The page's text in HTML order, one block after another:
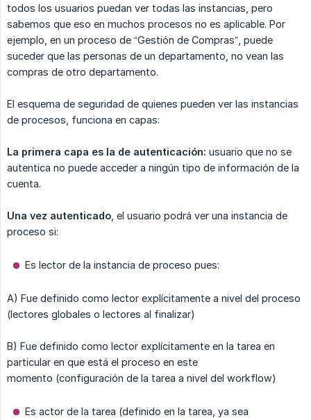
todos los usuarios puedan ver todas las instancias, pero
sabemos que eso en muchos procesos no es aplicable. Por
ejemplo, en un proceso de “Gestión de Compras”, puede
suceder que las personas de un departamento, no vean las
compras de otro departamento.
El esquema de seguridad de quienes pueden ver las instancias
de procesos, funciona en capas:
La primera capa es la de autenticación: usuario que no se
autentica no puede acceder a ningún tipo de información de la
cuenta.
Una vez autenticado , el usuario podrá ver una instancia de
proceso si:
Es lector de la instancia de proceso pues:
A) Fue definido como lector explícitamente a nivel del proceso
(lectores globales o lectores al finalizar)
B) Fue definido como lector explícitamente en la tarea en
particular en que está el proceso en este
momento (configuración de la tarea a nivel del workflow)
Es actor de la tarea (definido en la tarea, ya sea